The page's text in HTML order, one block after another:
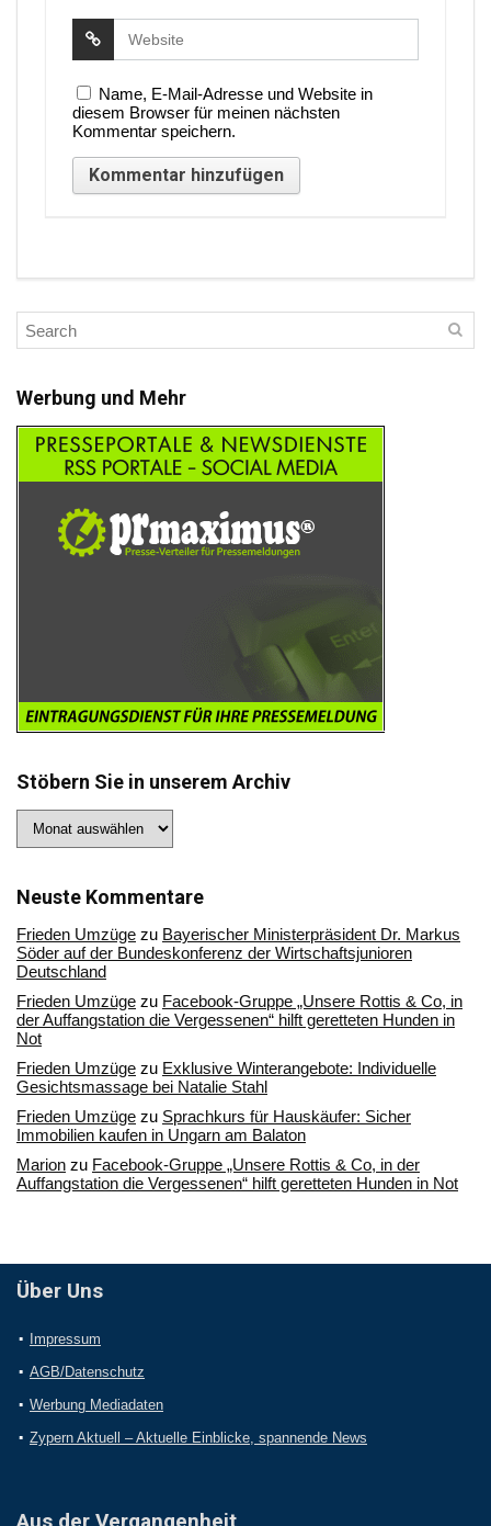
Name, E-Mail-Adresse und Website in
diesem Browser für meinen nächsten
Kommentar speichern.
Werbung und Mehr
Stöbern Sie in unserem Archiv
Sie
Archiv
Neuste Kommentare
Frieden Umzüge zu Bayerischer Ministerpräsident Dr. Markus
Söder auf der Bundeskonferenz der Wirtschaftsjunioren
Deutschland
Frieden Umzüge zu Facebook-Gruppe „Unsere Rottis & Co, in
der Auffangstation die Vergessenen“ hilft geretteten Hunden in
Not
Frieden Umzüge zu Exklusive Winterangebote: Individuelle
Gesichtsmassage bei Natalie Stahl
Frieden Umzüge zu Sprachkurs für Hauskäufer: Sicher
Immobilien kaufen in Ungarn am Balaton
Marion zu Facebook-Gruppe „Unsere Rottis & Co, in der
Auffangstation die Vergessenen“ hilft geretteten Hunden in Not
Über Uns
Impressum
AGB/Datenschutz
Werbung Mediadaten
Zypern Aktuell – Aktuelle Einblicke, spannende News